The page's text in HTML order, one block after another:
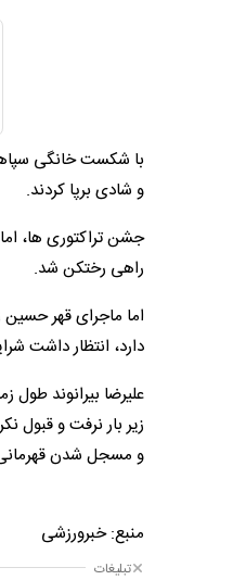
با شکست خانگی
و شادی برپا کردند.
جشن تراکتوری ها،
راهی رختکن شد.
اما ماجرای قهر حسین
دارد، انتظار داشت
علیرضا بیرانوند طول
زیر بار نرفت و قبول
و مسجل شدن قهرمانی
منبع: خبرورزشی
تبلیغات